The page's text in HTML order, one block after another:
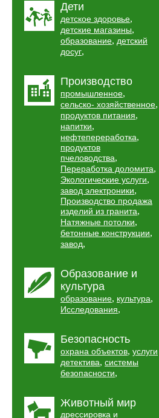
Дети
детское здоровье,
детские магазины,
образование, детский
досуг,
Производство
промышленное,
сельско- хозяйственное,
продуктов питания,
напитки,
нефтепереработка,
продуктов
пчеловодства,
Переработка доломита,
Экологические услуги,
завод электроники,
Производство продажа
изделий из гранита,
Натяжные потолки,
бетонные конструкции,
завод,
Образование и
культура
образование, культура,
Исследования,
Безопасность
охрана объектов, услуги
детектива, системы
безопасности,
Животный мир
дрессировка и